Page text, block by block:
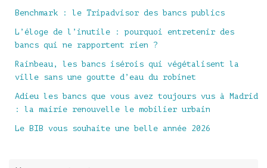
Benchmark : le Tripadvisor des bancs publics
L’éloge de l’inutile : pourquoi entretenir des
bancs qui ne rapportent rien ?
Rainbeau, les bancs isérois qui végétalisent la
ville sans une goutte d’eau du robinet
Adieu les bancs que vous avez toujours vus à Madrid
: la mairie renouvelle le mobilier urbain
Le BIB vous souhaite une belle année 2026